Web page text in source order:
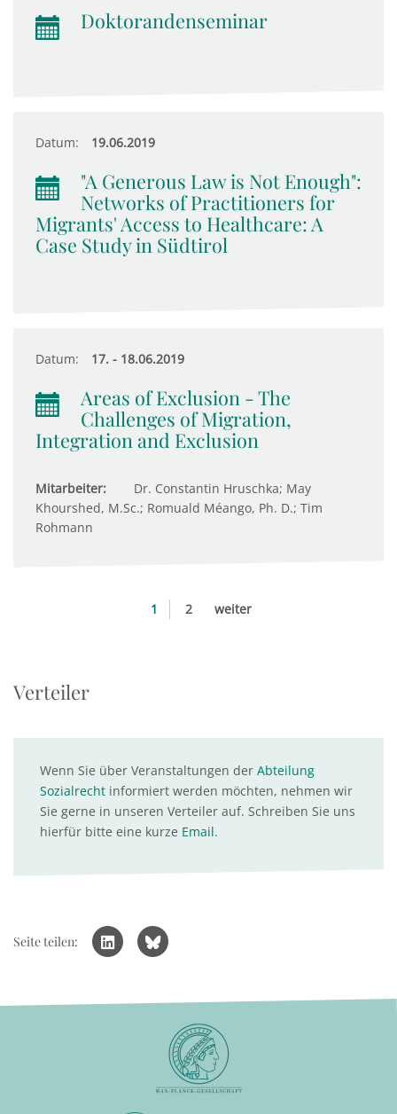
Doktorandenseminar
Datum: 19.06.2019
"A Generous Law is Not Enough":
Networks of Practitioners for
Migrants' Access to Healthcare: A
Case Study in Südtirol
Datum: 17. - 18.06.2019
Areas of Exclusion - The
Challenges of Migration,
Integration and Exclusion
Mitarbeiter:
Dr. Constantin Hruschka; May
Khourshed, M.Sc.; Romuald Méango, Ph. D.; Tim
Rohmann
1 2 weiter
Verteiler
Wenn Sie über Veranstaltungen der Abteilung
Sozialrecht informiert werden möchten, nehmen wir
Sie gerne in unseren Verteiler auf. Schreiben Sie uns
hierfür bitte eine kurze Email.
Seite teilen: